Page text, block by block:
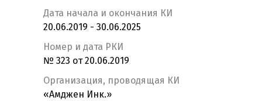
Дата начала и окончания КИ
20.06.2019 - 30.06.2025
Номер и дата РКИ
№ 323 от 20.06.2019
Организация, проводящая КИ
«Амджен Инк.»